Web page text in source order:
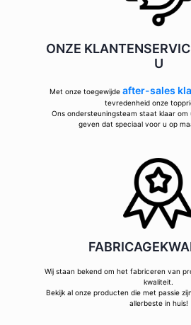
ONZE
U
Met onze toegewijde after-sales
tevredenheid onze
Ons ondersteuningsteam staat klaar om
geven dat speciaal voor u op
Wij staan bekend om het fabriceren van
kwaliteit.
Bekijk al onze producten die met passie
allerbeste in huis!